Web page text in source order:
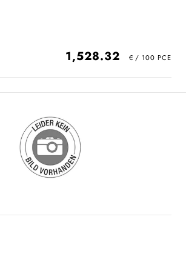
1,528.32